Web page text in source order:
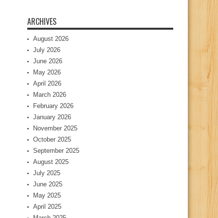
ARCHIVES
August 2026
July 2026
June 2026
May 2026
April 2026
March 2026
February 2026
January 2026
November 2025
October 2025
September 2025
August 2025
July 2025
June 2025
May 2025
April 2025